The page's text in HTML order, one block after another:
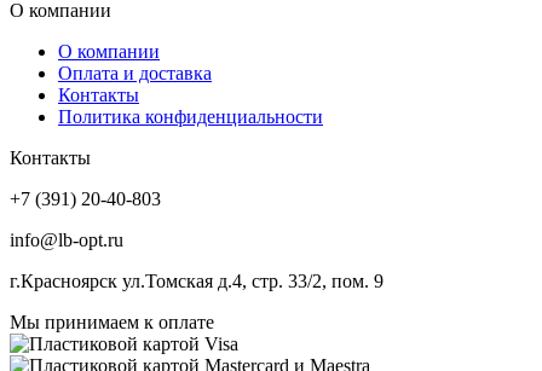
О компании
О компании
Оплата и доставка
Контакты
Политика конфиденциальности
Контакты
+7 (391) 20-40-803
info@lb-opt.ru
г.Красноярск ул.Томская д.4, стр. 33/2, пом. 9
Мы принимаем к оплате